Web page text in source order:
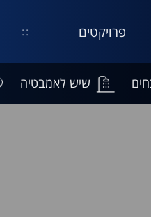
פרויקטים
שיש לאמבטיה